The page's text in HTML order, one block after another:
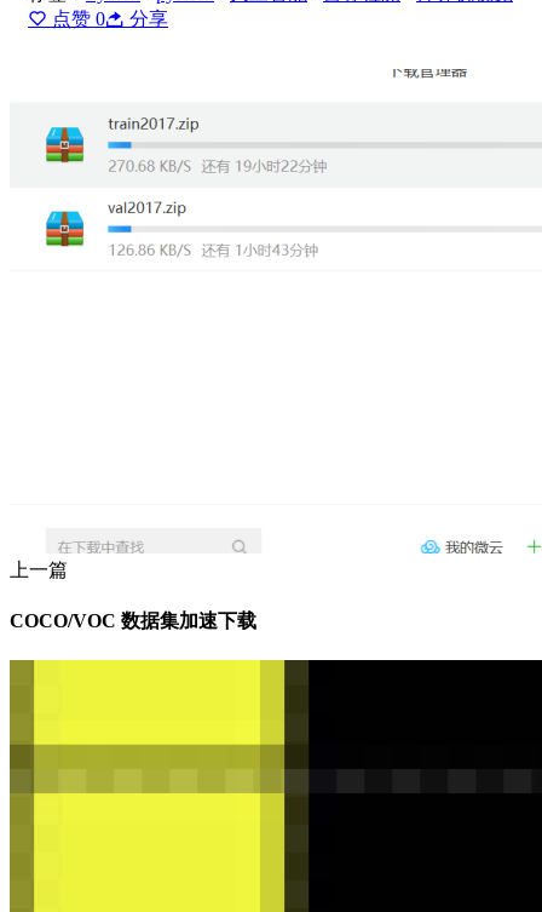
点赞 0 分享
上一篇
COCO/VOC 数据集加速下载